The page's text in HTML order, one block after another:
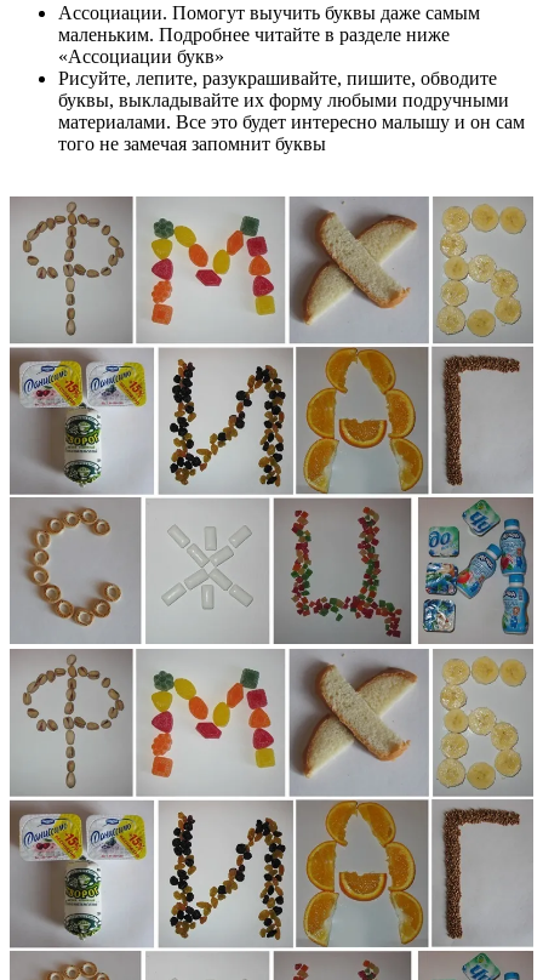
Ассоциации. Помогут выучить буквы даже самым
маленьким. Подробнее читайте в разделе ниже
«Ассоциации букв»
Рисуйте, лепите, разукрашивайте, пишите, обводите
буквы, выкладывайте их форму любыми подручными
материалами. Все это будет интересно малышу и он сам
того не замечая запомнит буквы